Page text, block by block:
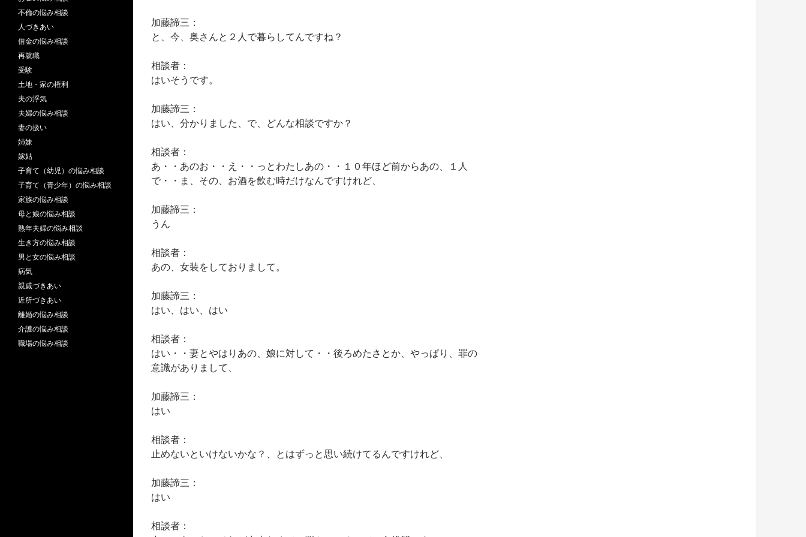
加藤諦三：
と、今、奥さんと２人で暮らしてんですね？
相談者：
はいそうです。
加藤諦三：
はい、分かりました、で、どんな相談ですか？
相談者：
あ・・あのお・・え・・っとわたしあの・・１０年ほど前からあの、１人
で・・ま、その、お酒を飲む時だけなんですけれど、
加藤諦三：
うん
相談者：
あの、女装をしておりまして。
加藤諦三：
はい、はい、はい
相談者：
はい・・妻とやはりあの、娘に対して・・後ろめたさとか、やっぱり、罪の
意識がありまして、
加藤諦三：
はい
相談者：
止めないといけないかな？、とはずっと思い続けてるんですけれど、
加藤諦三：
はい
相談者：
不倫の悩み相談
人づきあい
借金の悩み相談
再就職
受験
土地・家の権利
夫の浮気
夫婦の悩み相談
妻の扱い
姉妹
嫁姑
子育て（幼児）の悩み相談
子育て（青少年）の悩み相談
家族の悩み相談
母と娘の悩み相談
熟年夫婦の悩み相談
生き方の悩み相談
男と女の悩み相談
病気
親戚づきあい
近所づきあい
離婚の悩み相談
介護の悩み相談
職場の悩み相談